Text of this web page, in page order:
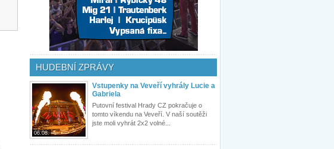
HUDEBNÍ ZPRÁVY
06.08.
Vstupenky na Veveří vyhrály Lucie a
Gabriela
Putovní festival Hrady CZ pokračuje o
tomto víkendu na Veveří. V naší soutěži
jste moli vyhrát 2x2 volné...